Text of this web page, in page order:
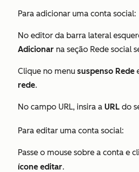
Para adicionar uma conta social:
No editor da barra lateral
Adicionar na seção Rede social
Clique no menu suspenso Rede
rede.
No campo URL, insira a URL do
Para editar uma conta social:
Passe o mouse sobre a conta e
ícone editar.